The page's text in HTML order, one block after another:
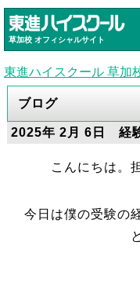
草加校 オフィシャルサイト
東進ハイスクール 草加
ブログ
2025年 2月 6日 経
こんにちは。
今日は僕の受験の